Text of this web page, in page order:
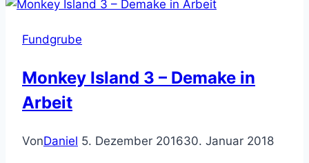
Fundgrube
Monkey Island 3 – Demake in
Arbeit
VonDaniel 5. Dezember 201630. Januar 2018